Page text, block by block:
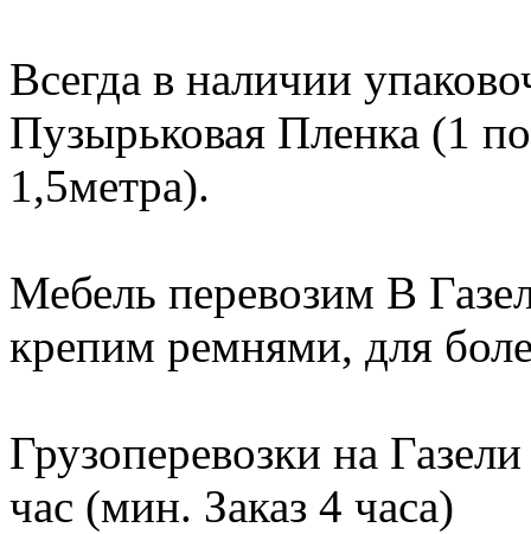
Всегда в наличии
Пузырьковая Пленка (1
1,5метра).
Мебель перевозим В
крепим ремнями, для
Грузоперевозки на
час (мин. Заказ 4 часа)